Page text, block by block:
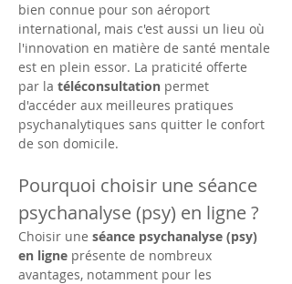
bien connue pour son aéroport
international, mais c'est aussi un lieu où
l'innovation en matière de santé mentale
est en plein essor. La praticité offerte
par la téléconsultation permet
d'accéder aux meilleures pratiques
psychanalytiques sans quitter le confort
de son domicile.
Pourquoi choisir une séance
psychanalyse (psy) en ligne ?
Choisir une séance psychanalyse (psy)
en ligne présente de nombreux
avantages, notamment pour les